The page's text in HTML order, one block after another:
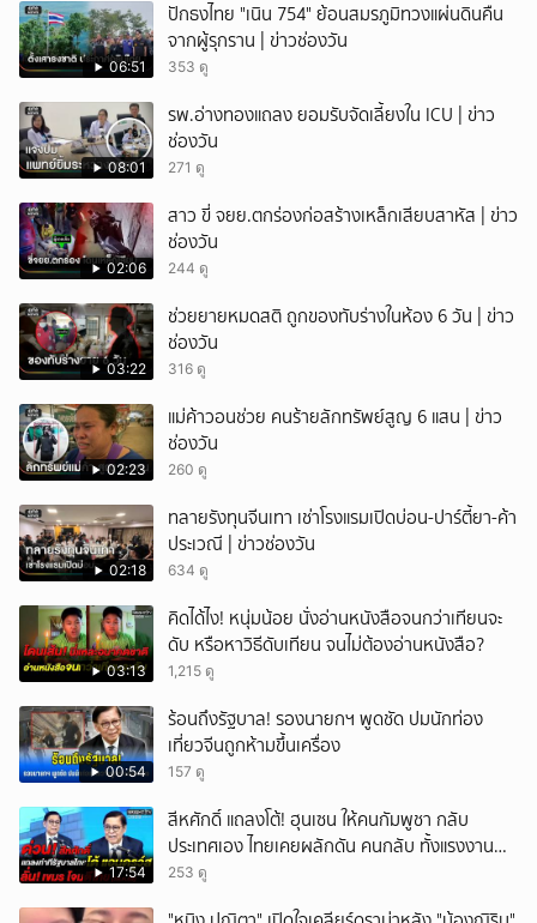
06:51
ปักธงไทย "เนิน 754" ย้อนสมรภูมิทวงแผ่นดินคืน
จากผู้รุกราน | ข่าวช่องวัน
353 ดู
08:01
รพ.อ่างทองแถลง ยอมรับจัดเลี้ยงใน ICU | ข่าว
ช่องวัน
271 ดู
02:06
สาว ขี่ จยย.ตกร่องก่อสร้างเหล็กเสียบสาหัส | ข่าว
ช่องวัน
244 ดู
03:22
ช่วยยายหมดสติ ถูกของทับร่างในห้อง 6 วัน | ข่าว
ช่องวัน
316 ดู
02:23
แม่ค้าวอนช่วย คนร้ายลักทรัพย์สูญ 6 แสน | ข่าว
ช่องวัน
260 ดู
02:18
ทลายรังทุนจีนเทา เช่าโรงแรมเปิดบ่อน-ปาร์ตี้ยา-ค้า
ประเวณี | ข่าวช่องวัน
634 ดู
03:13
คิดได้ไง! หนุ่มน้อย นั่งอ่านหนังสือจนกว่าเทียนจะ
ดับ หรือหาวิธีดับเทียน จนไม่ต้องอ่านหนังสือ?
1,215 ดู
00:54
ร้อนถึงรัฐบาล! รองนายกฯ พูดชัด ปมนักท่อง
เที่ยวจีนถูกห้ามขึ้นเครื่อง
157 ดู
17:54
สีหศักดิ์ แถลงโต้! ฮุนเซน ให้คนกัมพูชา กลับ
ประเทศเอง ไทยเคยผลักดัน คนกลับ ทั้งแรงงาน
ถูก-ผิดกฎหมาย
253 ดู